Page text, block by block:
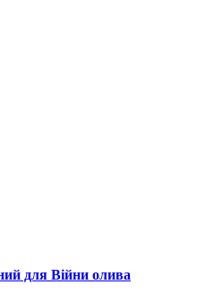
для Війни олива